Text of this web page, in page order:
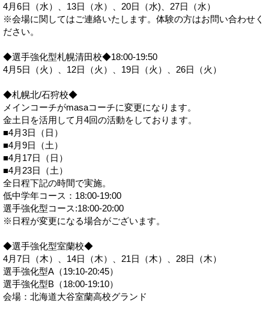
4月6日（水）、13日（水）、20日（水)、27日（水）
※会場に関してはご連絡いたします。体験の方はお問い合わせく
ださい。
◆選手強化型札幌清田校◆18:00-19:50
4月5日（火）、12日（火）、19日（火）、26日（火）
◆札幌北/石狩校◆
メインコーチがmasaコーチに変更になります。
金土日を活用して月4回の活動をしております。
■4月3日（日）
■4月9日（土）
■4月17日（日）
■4月23日（土）
全日程下記の時間で実施。
低中学年コース：18:00-19:00
選手強化型コース:18:00-20:00
※日程が変更になる場合がございます。
◆選手強化型室蘭校◆
4月7日（木）、14日（木）、21日（木）、28日（木）
選手強化型A（19:10-20:45）
選手強化型B（18:00-19:10）
会場：北海道大谷室蘭高校グランド